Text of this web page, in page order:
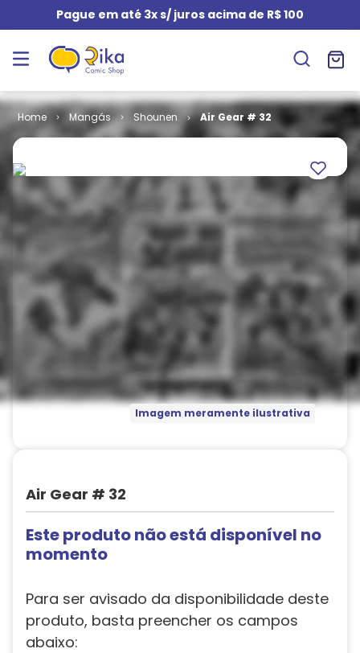
Pague em até 3x s/ juros acima de R$ 100
Mangás Shounen Air Gear # 32
Imagem meramente ilustrativa
Air Gear # 32
Este produto não está disponível no
momento
Para ser avisado da disponibilidade deste
produto, basta preencher os campos
abaixo: